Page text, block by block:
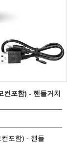
포함) - 핸들거치
포함) - 핸들